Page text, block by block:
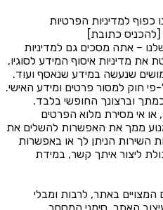
כפוף למדיניות הפרטיות
כתובת]
– אתה מסכים גם למדיניות
מדיניות איסוף המידע לסוגיו,
שנעשה במידע שנאסף ועוד.
פי חוק למסור פרטים ומידע האישי.
וברצונך החופשי בלבד.
או אי מסירת מלוא הפרטים
ממך את האפשרות להשלים את
השירות הניתן לך או באפשרות
ליצור איתך קשר, במידת
המצויים באתר, לרבות ומבלי